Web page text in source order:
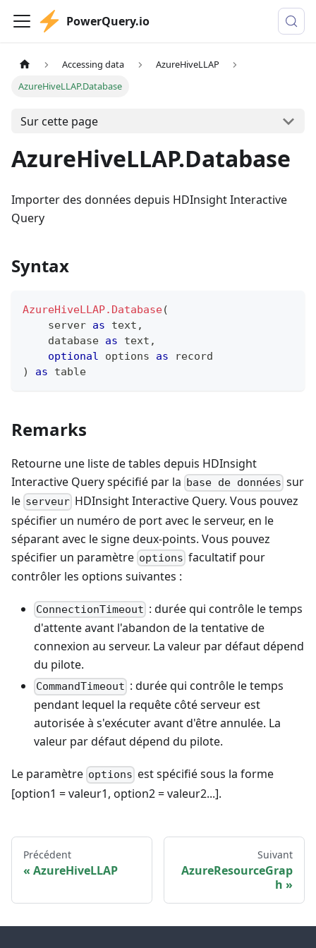
PowerQuery.io
Accessing data
AzureHiveLLAP
AzureHiveLLAP.Database
Sur cette page
AzureHiveLLAP.Database
Importer des données depuis HDInsight Interactive
Query
Syntax
AzureHiveLLAP.Database(
    server
as text ,
    database
as text ,
optional options as
record
)
as table
Remarks
Retourne une liste de tables depuis HDInsight
Interactive Query spécifié par la base de données sur
le serveur HDInsight Interactive Query. Vous pouvez
spécifier un numéro de port avec le serveur, en le
séparant avec le signe deux-points. Vous pouvez
spécifier un paramètre options facultatif pour
contrôler les options suivantes :
ConnectionTimeout : durée qui contrôle le temps
d'attente avant l'abandon de la tentative de
connexion au serveur. La valeur par défaut dépend
du pilote.
CommandTimeout : durée qui contrôle le temps
pendant lequel la requête côté serveur est
autorisée à s'exécuter avant d'être annulée. La
valeur par défaut dépend du pilote.
Le paramètre options est spécifié sous la forme
[option1 = valeur1, option2 = valeur2...].
Précédent
AzureHiveLLAP
Suivant
AzureResourceGrap
h